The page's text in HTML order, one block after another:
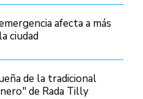
afecta a más
ciudad
de la tradicional
de Rada Tilly